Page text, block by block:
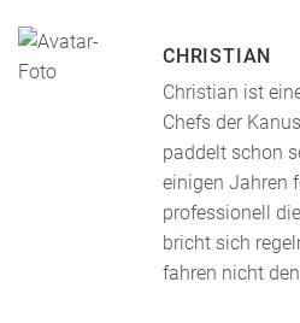
CHRISTIAN
Christian ist
Chefs der
paddelt schon
einigen Jahren
professionell
bricht sich
fahren nicht